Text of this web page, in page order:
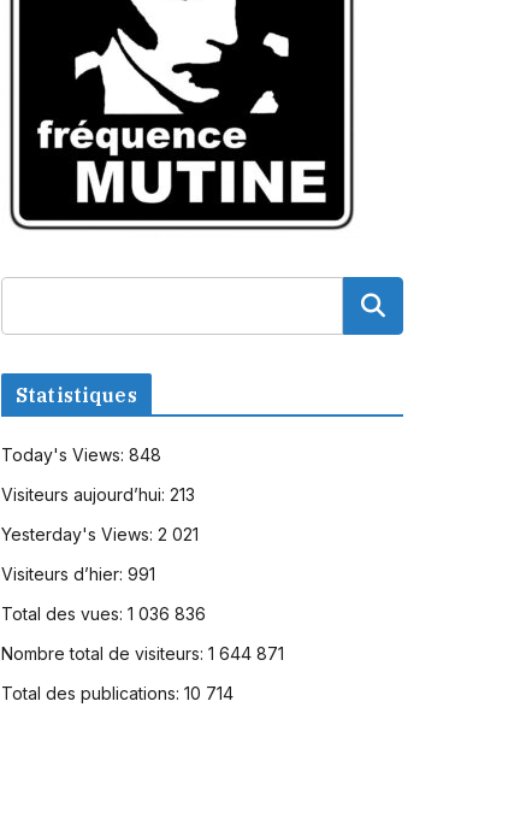
Statistiques
Today's Views: 848
Visiteurs aujourd’hui: 213
Yesterday's Views: 2 021
Visiteurs d’hier: 991
Total des vues: 1 036 836
Nombre total de visiteurs: 1 644 871
Total des publications: 10 714